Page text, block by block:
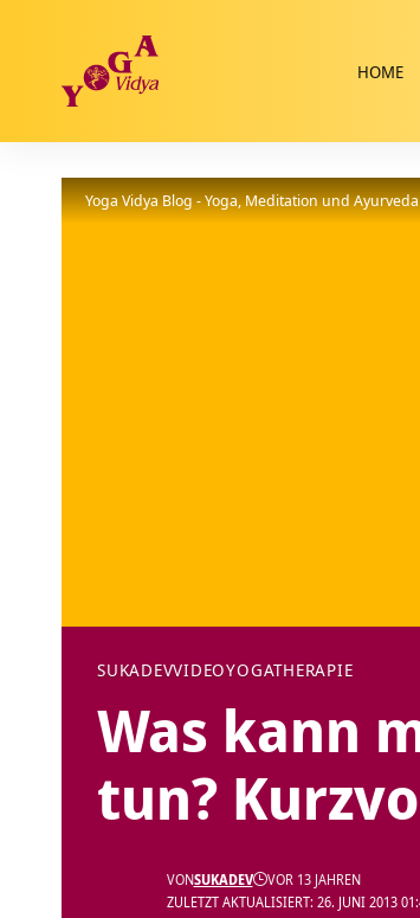
HOME
Yoga Vidya Blog - Yoga, Meditation und Ayurveda
SUKADEVVIDEOYOGATHERAPIE
Was kann
tun?
ZULETZT AKTUALISIERT: 26. JUNI 2013
VONSUKADEV VOR 13 JAHREN